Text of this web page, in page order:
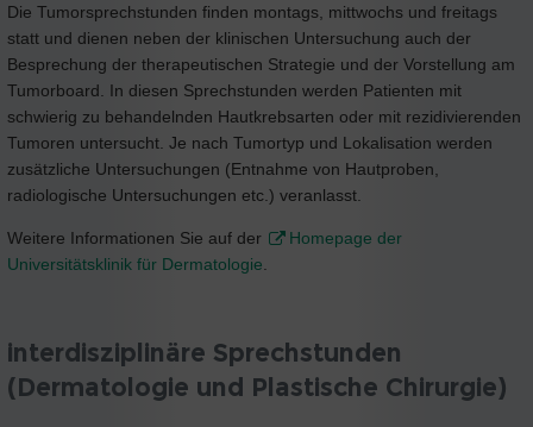
Die Tumorsprechstunden finden montags, mittwochs und freitags
statt und dienen neben der klinischen Untersuchung auch der
Besprechung der therapeutischen Strategie und der Vorstellung am
Tumorboard. In diesen Sprechstunden werden Patienten mit
schwierig zu behandelnden Hautkrebsarten oder mit rezidivierenden
Tumoren untersucht. Je nach Tumortyp und Lokalisation werden
zusätzliche Untersuchungen (Entnahme von Hautproben,
radiologische Untersuchungen etc.) veranlasst.
Weitere Informationen Sie auf der
Homepage der
Universitätsklinik für Dermatologie
interdisziplinäre Sprechstunden
(Dermatologie und Plastische Chirurgie)